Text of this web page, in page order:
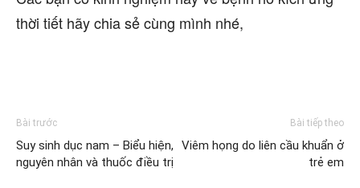
thời tiết hãy chia sẻ cùng mình nhé,
Bài trước
Suy sinh dục nam – Biểu hiện,
nguyên nhân và thuốc điều trị
Bài tiếp theo
Viêm họng do liên cầu khuẩn ở
trẻ em